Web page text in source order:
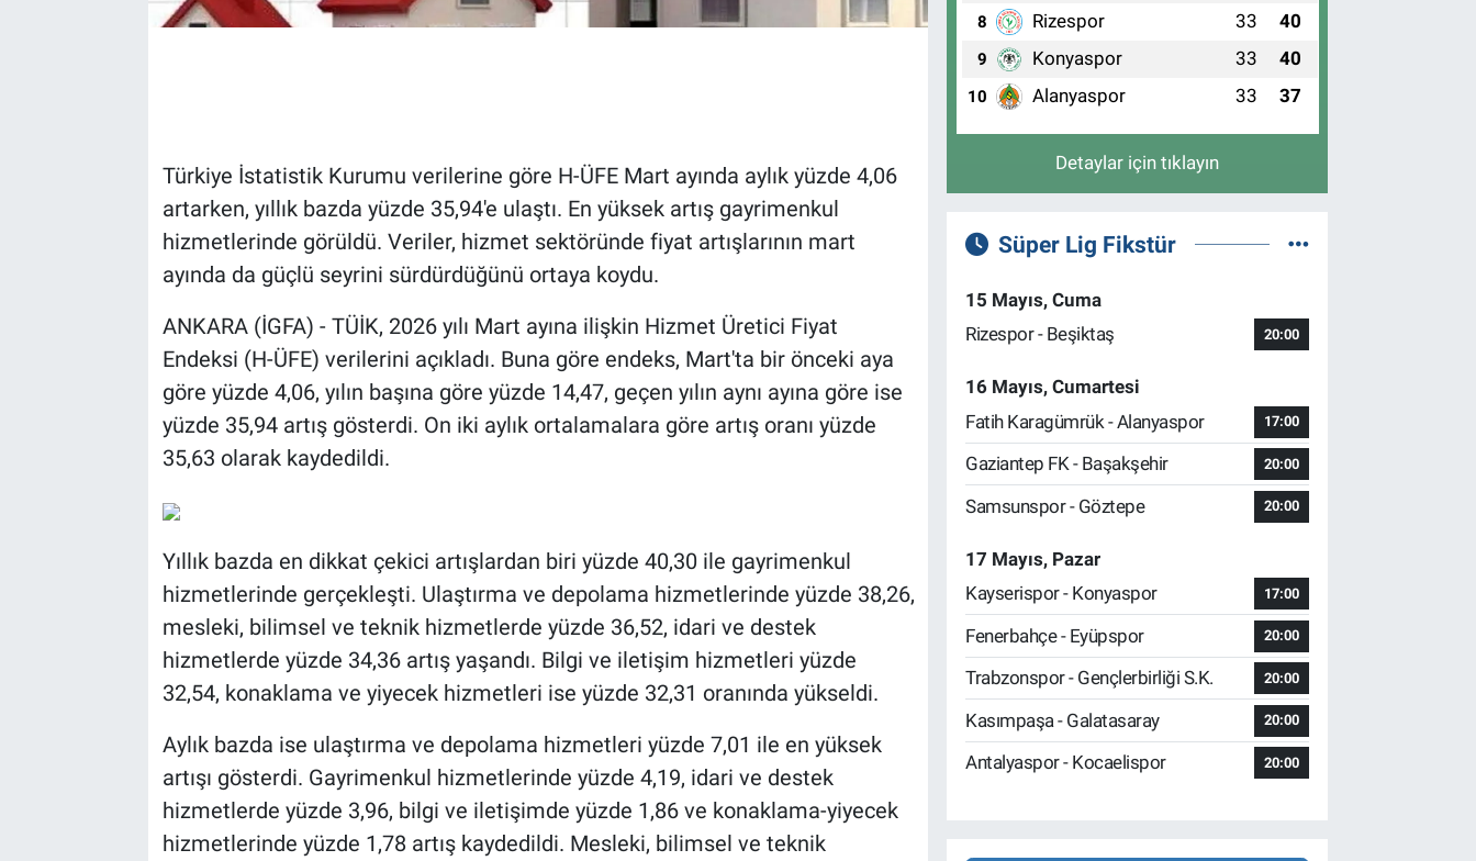
Türkiye İstatistik Kurumu verilerine göre H-ÜFE Mart ayında aylık yüzde 4,06
artarken, yıllık bazda yüzde 35,94'e ulaştı. En yüksek artış gayrimenkul
hizmetlerinde görüldü. Veriler, hizmet sektöründe fiyat artışlarının mart
ayında da güçlü seyrini sürdürdüğünü ortaya koydu.
ANKARA (İGFA) - TÜİK, 2026 yılı Mart ayına ilişkin Hizmet Üretici Fiyat
Endeksi (H-ÜFE) verilerini açıkladı. Buna göre endeks, Mart'ta bir önceki aya
göre yüzde 4,06, yılın başına göre yüzde 14,47, geçen yılın aynı ayına göre ise
yüzde 35,94 artış gösterdi. On iki aylık ortalamalara göre artış oranı yüzde
35,63 olarak kaydedildi.
Yıllık bazda en dikkat çekici artışlardan biri yüzde 40,30 ile gayrimenkul
hizmetlerinde gerçekleşti. Ulaştırma ve depolama hizmetlerinde yüzde 38,26,
mesleki, bilimsel ve teknik hizmetlerde yüzde 36,52, idari ve destek
hizmetlerde yüzde 34,36 artış yaşandı. Bilgi ve iletişim hizmetleri yüzde
32,54, konaklama ve yiyecek hizmetleri ise yüzde 32,31 oranında yükseldi.
Aylık bazda ise ulaştırma ve depolama hizmetleri yüzde 7,01 ile en yüksek
artışı gösterdi. Gayrimenkul hizmetlerinde yüzde 4,19, idari ve destek
hizmetlerde yüzde 3,96, bilgi ve iletişimde yüzde 1,86 ve konaklama-yiyecek
hizmetlerinde yüzde 1,78 artış kaydedildi. Mesleki, bilimsel ve teknik
8 Rizespor 33 40
9 Konyaspor 33 40
10 Alanyaspor 33 37
Detaylar için tıklayın
Süper Lig Fikstür
15 Mayıs, Cuma
Rizespor - Beşiktaş
20:00
16 Mayıs, Cumartesi
Fatih Karagümrük - Alanyaspor
17:00
Gaziantep FK - Başakşehir 20:00
Samsunspor - Göztepe 20:00
17 Mayıs, Pazar
Kayserispor - Konyaspor
17:00
Fenerbahçe - Eyüpspor 20:00
Trabzonspor - Gençlerbirliği S.K. 20:00
Kasımpaşa - Galatasaray 20:00
Antalyaspor - Kocaelispor 20:00